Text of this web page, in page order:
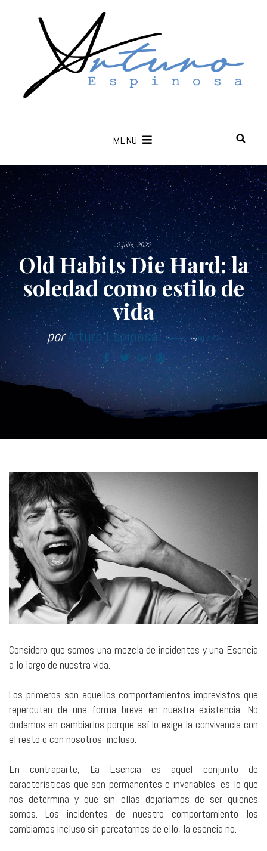
MENU
2 julio, 2022
Old Habits Die Hard: la
soledad como estilo de
vida
porArturo Espinosa enMÚSICA
Considero que somos una mezcla de incidentes y una Esencia
a lo largo de nuestra vida.
Los primeros son aquellos comportamientos imprevistos que
repercuten de una forma breve en nuestra existencia. No
dudamos en cambiarlos porque así lo exige la convivencia con
el resto o con nosotros, incluso.
En contraparte, La Esencia es aquel conjunto de
características que son permanentes e invariables, es lo que
nos determina y que sin ellas dejaríamos de ser quienes
somos. Los incidentes de nuestro comportamiento los
cambiamos incluso sin percatarnos de ello, la esencia no.